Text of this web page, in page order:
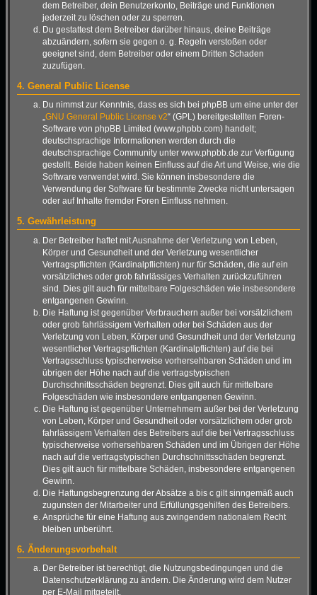
dem Betreiber, dein Benutzerkonto, Beiträge und Funktionen
jederzeit zu löschen oder zu sperren.
Du gestattest dem Betreiber darüber hinaus, deine Beiträge
abzuändern, sofern sie gegen o. g. Regeln verstoßen oder
geeignet sind, dem Betreiber oder einem Dritten Schaden
zuzufügen.
4. General Public License
Du nimmst zur Kenntnis, dass es sich bei phpBB um eine unter der
„GNU General Public License v2“ (GPL) bereitgestellten Foren-
Software von phpBB Limited (www.phpbb.com) handelt;
deutschsprachige Informationen werden durch die
deutschsprachige Community unter www.phpbb.de zur Verfügung
gestellt. Beide haben keinen Einfluss auf die Art und Weise, wie die
Software verwendet wird. Sie können insbesondere die
Verwendung der Software für bestimmte Zwecke nicht untersagen
oder auf Inhalte fremder Foren Einfluss nehmen.
5. Gewährleistung
Der Betreiber haftet mit Ausnahme der Verletzung von Leben,
Körper und Gesundheit und der Verletzung wesentlicher
Vertragspflichten (Kardinalpflichten) nur für Schäden, die auf ein
vorsätzliches oder grob fahrlässiges Verhalten zurückzuführen
sind. Dies gilt auch für mittelbare Folgeschäden wie insbesondere
entgangenen Gewinn.
Die Haftung ist gegenüber Verbrauchern außer bei vorsätzlichem
oder grob fahrlässigem Verhalten oder bei Schäden aus der
Verletzung von Leben, Körper und Gesundheit und der Verletzung
wesentlicher Vertragspflichten (Kardinalpflichten) auf die bei
Vertragsschluss typischerweise vorhersehbaren Schäden und im
übrigen der Höhe nach auf die vertragstypischen
Durchschnittsschäden begrenzt. Dies gilt auch für mittelbare
Folgeschäden wie insbesondere entgangenen Gewinn.
Die Haftung ist gegenüber Unternehmern außer bei der Verletzung
von Leben, Körper und Gesundheit oder vorsätzlichem oder grob
fahrlässigem Verhalten des Betreibers auf die bei Vertragsschluss
typischerweise vorhersehbaren Schäden und im Übrigen der Höhe
nach auf die vertragstypischen Durchschnittsschäden begrenzt.
Dies gilt auch für mittelbare Schäden, insbesondere entgangenen
Gewinn.
Die Haftungsbegrenzung der Absätze a bis c gilt sinngemäß auch
zugunsten der Mitarbeiter und Erfüllungsgehilfen des Betreibers.
Ansprüche für eine Haftung aus zwingendem nationalem Recht
bleiben unberührt.
6. Änderungsvorbehalt
Der Betreiber ist berechtigt, die Nutzungsbedingungen und die
Datenschutzerklärung zu ändern. Die Änderung wird dem Nutzer
per E-Mail mitgeteilt.